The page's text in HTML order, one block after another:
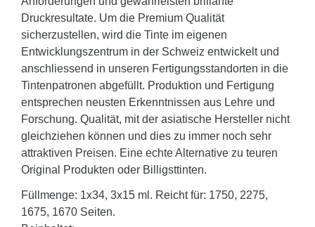
Druckresultate. Um die Premium Qualität
sicherzustellen, wird die Tinte im eigenen
Entwicklungszentrum in der Schweiz entwickelt und
anschliessend in unseren Fertigungsstandorten in die
Tintenpatronen abgefüllt. Produktion und Fertigung
entsprechen neusten Erkenntnissen aus Lehre und
Forschung. Qualität, mit der asiatische Hersteller nicht
gleichziehen können und dies zu immer noch sehr
attraktiven Preisen. Eine echte Alternative zu teuren
Original Produkten oder Billigsttinten.
Füllmenge: 1x34, 3x15 ml. Reicht für: 1750, 2275,
1675, 1670 Seiten.